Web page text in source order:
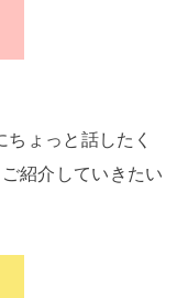
ょっと話したく
紹介していきたい